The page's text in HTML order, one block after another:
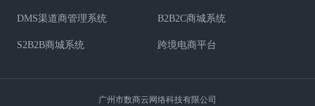
DMS渠道商管理系统 B2B2C商城系统
S2B2B商城系统 跨境电商平台
广州市数商云网络科技有限公司